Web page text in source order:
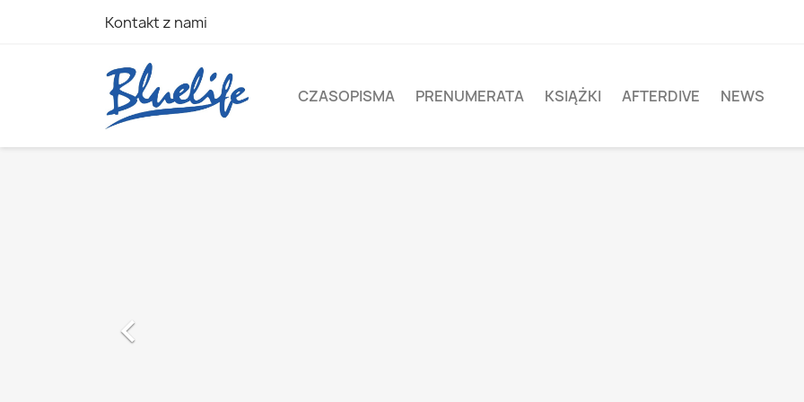
Kontakt z nami
CZASOPISMA PRENUMERATA KSIĄŻKI AFTERDIVE NEWS
